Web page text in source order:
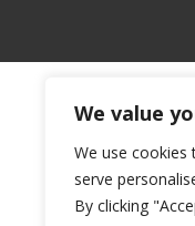
We value
We use cookies
serve
By clicking